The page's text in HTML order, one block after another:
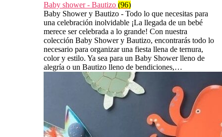
Baby shower - Bautizo (96)
Baby Shower y Bautizo - Todo lo que necesitas para
una celebración inolvidable ¡La llegada de un bebé
merece ser celebrada a lo grande! Con nuestra
colección Baby Shower y Bautizo, encontrarás todo lo
necesario para organizar una fiesta llena de ternura,
color y estilo. Ya sea para un Baby Shower lleno de
alegría o un Bautizo lleno de bendiciones,…